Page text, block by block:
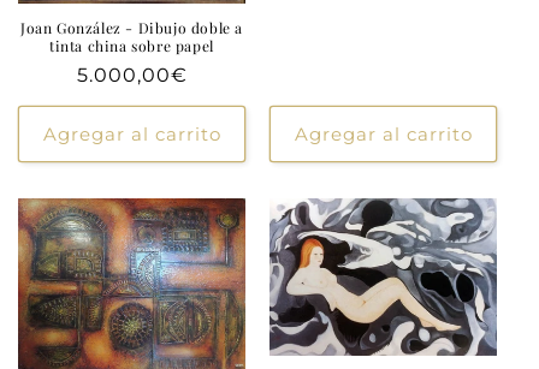
Joan González - Dibujo doble a
tinta china sobre papel
Precio
habitual
5.000,00€
Agregar al carrito Agregar al carrito